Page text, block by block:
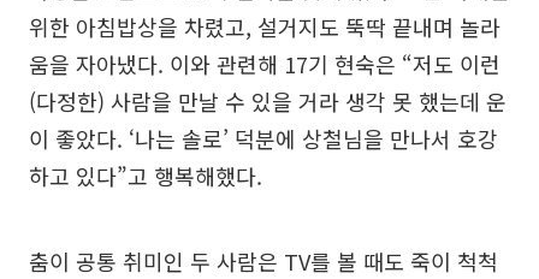
위한 아침밥상을 차렸고, 설거지도 뚝딱 끝내며 놀라
움을 자아냈다. 이와 관련해 17기 현숙은 “저도 이런
(다정한) 사람을 만날 수 있을 거라 생각 못 했는데 운
이 좋았다. ‘나는 솔로’ 덕분에 상철님을 만나서 호강
하고 있다”고 행복해했다.
춤이 공통 취미인 두 사람은 TV를 볼 때도 죽이 척척